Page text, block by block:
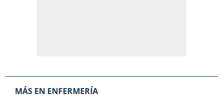
MÁS EN ENFERMERÍA